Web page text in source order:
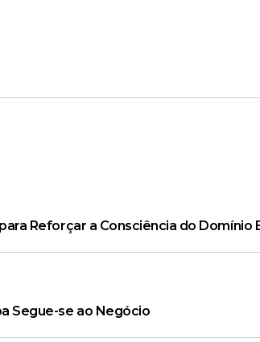
Reforçar a Consciência do Domínio
Segue-se ao Negócio